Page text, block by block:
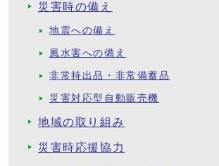
災害時の備え
地震への備え
風水害への備え
非常持出品・非常備蓄品
災害対応型自動販売機
地域の取り組み
災害時応援協力